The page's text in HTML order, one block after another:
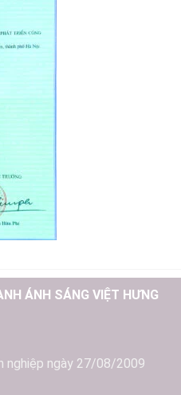
ÁNH SÁNG VIỆT HƯNG
nghiệp ngày 27/08/2009